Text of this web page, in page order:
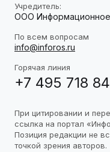
Учредитель:
ООО
По всем вопросам
info@inforos.ru
Горячая линия
+7 495 718 84
При цитировании и
ссылка на портал
Позиция редакции не
точкой зрения авторов.